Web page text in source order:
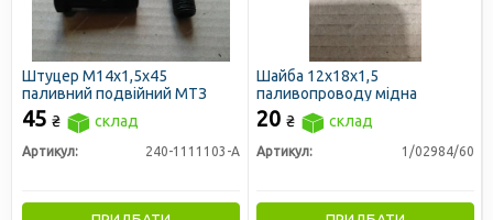
Штуцер М14х1,5х45
паливний подвійний МТЗ
45 ₴ склад
Артикул: 240-1111103-А
Шайба 12х18х1,5
паливопроводу мідна
20 ₴ склад
Артикул: 1/02984/60